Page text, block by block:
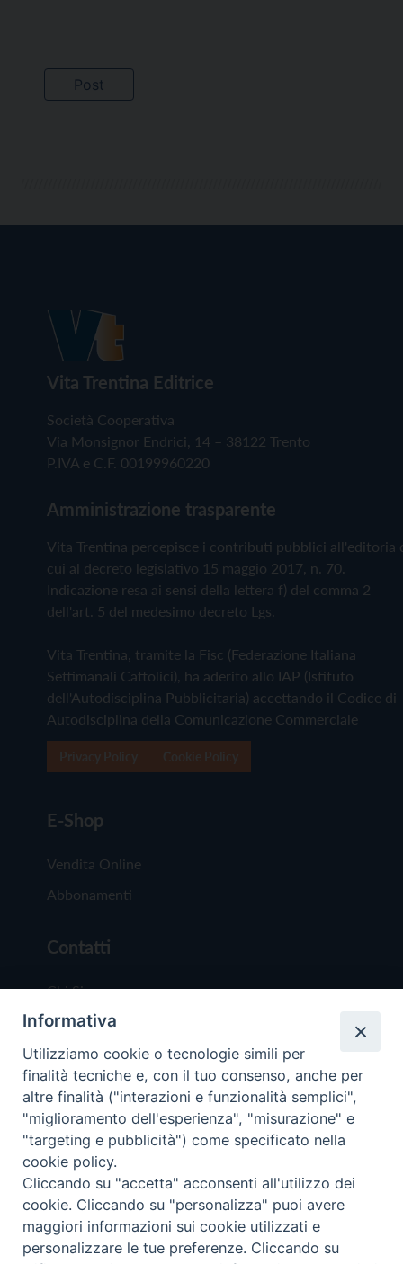
Vita Trentina Editrice
Società Cooperativa
Via Monsignor Endrici, 14 – 38122 Trento
P.IVA e C.F. 00199960220
Amministrazione trasparente
Vita Trentina percepisce i contributi pubblici all'editoria
cui al decreto legislativo 15 maggio 2017, n. 70.
Indicazione resa ai sensi della lettera f) del comma 2
dell'art. 5 del medesimo decreto Lgs.
Vita Trentina, tramite la Fisc (Federazione Italiana
Settimanali Cattolici), ha aderito allo IAP (Istituto
dell'Autodisciplina Pubblicitaria) accettando il Codice di
Autodisciplina della Comunicazione Commerciale
E-Shop
Vendita Online
Abbonamenti
Contatti
Chi Siamo
Redazione
Scrivici
Copyright © 2019 - Tutti i diritti riservati - Vita
Trentina Editrice
Privacy Policy
Informativa
Utilizziamo cookie o tecnologie simili per
finalità tecniche e, con il tuo consenso, anche per
altre finalità ("interazioni e funzionalità semplici",
"miglioramento dell'esperienza", "misurazione" e
"targeting e pubblicità") come specificato nella
cookie policy.
Cliccando su "accetta" acconsenti all'utilizzo dei
cookie. Cliccando su "personalizza" puoi avere
maggiori informazioni sui cookie utilizzati e
personalizzare le tue preferenze. Cliccando su